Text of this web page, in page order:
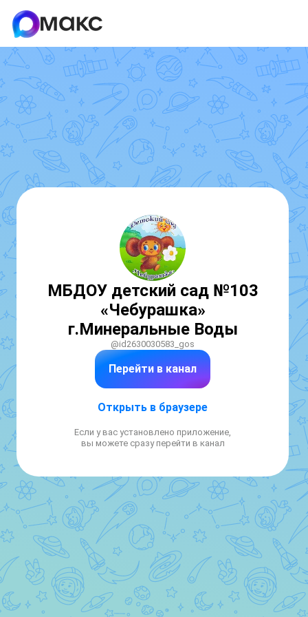
МБДОУ детский сад №103
«Чебурашка»
г.Минеральные Воды
@id2630030583_gos
Перейти в канал
Открыть в браузере
Если у вас установлено приложение,
вы можете сразу перейти в канал